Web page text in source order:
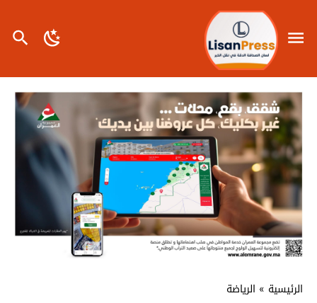
الرئيسية » الرياضة